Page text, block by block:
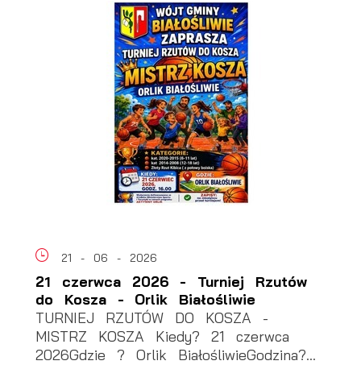
21 - 06 - 2026
21 czerwca 2026 - Turniej Rzutów
do Kosza - Orlik Białośliwie
TURNIEJ RZUTÓW DO KOSZA -
MISTRZ KOSZA Kiedy? 21 czerwca
2026Gdzie ? Orlik BiałośliwieGodzina?...